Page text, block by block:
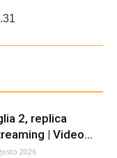
2, replica
| Video...
2026